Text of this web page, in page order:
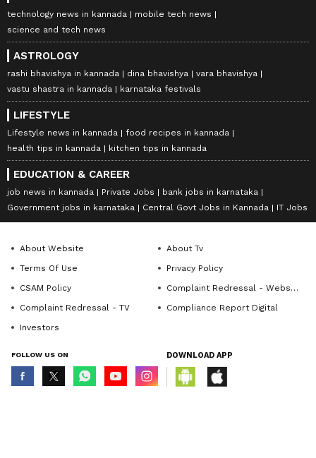
technology news in kannada
mobile tech news
science and tech news
ASTROLOGY
rashi bhavishya in kannada dina bhavishya
vara bhavishya
vastu shastra in kannada
karnataka festivals
LIFESTYLE
Lifestyle news in kannada
food recipes in kannada
health tips in kannada
kitchen tips in kannada
EDUCATION & CAREER
job news in kannada Private Jobs
bank jobs in karnataka
Government jobs in karnataka
Central Govt Jobs in Kannada IT Jobs
About Website
About Tv
Terms Of Use
Privacy Policy
CSAM Policy
Complaint Redressal - Website
Complaint Redressal - TV
Compliance Report Digital
Investors
FOLLOW US ON DOWNLOAD APP